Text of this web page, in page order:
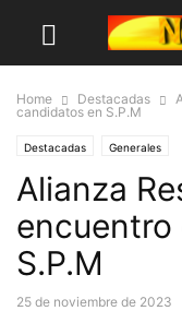
Home Destacadas
candidatos en S.P.M
Destacadas Generales
Alianza
S.P.M
25 de noviembre de 2023